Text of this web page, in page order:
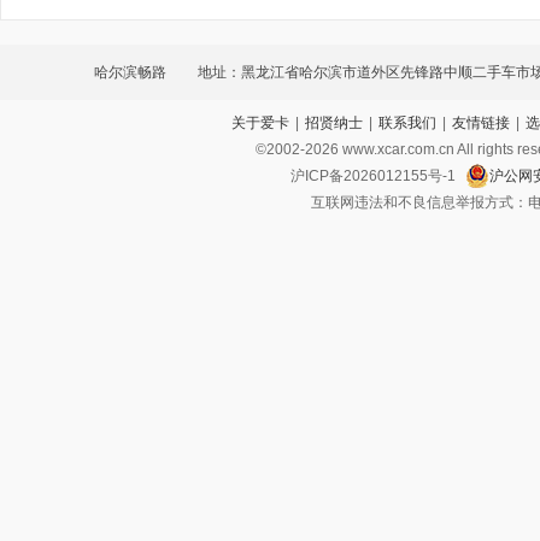
哈尔滨畅路 地址：黑龙江省哈尔滨市道外区先锋路中顺二手车市
关于爱卡 | 招贤纳士 | 联系我们 | 友情链接 |
©2002-2026 www.xcar.com.cn All rights
沪ICP备2026012155号-1
沪公网
互联网违法和不良信息举报方式：